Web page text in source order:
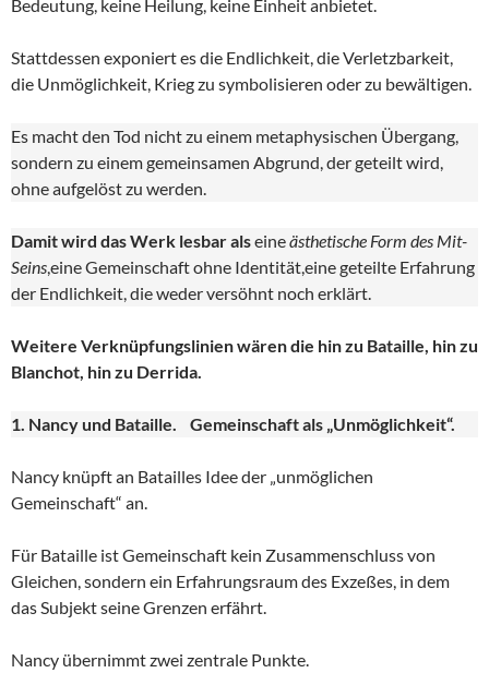
Bedeutung, keine Heilung, keine Einheit anbietet.
Stattdessen exponiert es die Endlichkeit, die Verletzbarkeit,
die Unmöglichkeit, Krieg zu symbolisieren oder zu bewältigen.
Es macht den Tod nicht zu einem metaphysischen Übergang,
sondern zu einem gemeinsamen Abgrund, der geteilt wird,
ohne aufgelöst zu werden.
Damit wird das Werk lesbar alseineästhetische Form des Mit-
Seins,eine Gemeinschaft ohne Identität,eine geteilte Erfahrung
der Endlichkeit, die weder versöhnt noch erklärt.
Weitere Verknüpfungslinien wären die hin zu Bataille, hin zu
Blanchot, hin zu Derrida.
1. Nancy und Bataille. Gemeinschaft als „Unmöglichkeit“.
Nancy knüpft an Batailles Idee der „unmöglichen
Gemeinschaft“ an.
Für Bataille ist Gemeinschaft kein Zusammenschluss von
Gleichen, sondern ein Erfahrungsraum des Exzeßes, in dem
das Subjekt seine Grenzen erfährt.
Nancy übernimmt zwei zentrale Punkte.